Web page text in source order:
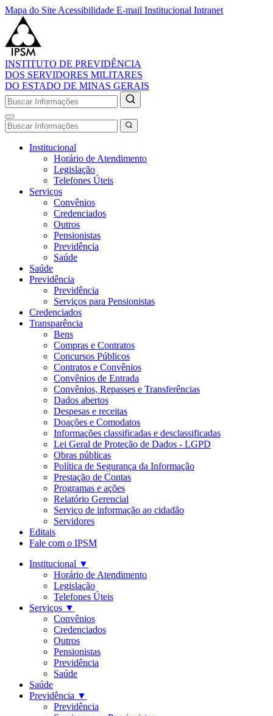
Mapa do Site Acessibilidade E-mail Institucional Intranet
INSTITUTO DE PREVIDÊNCIA
DOS SERVIDORES MILITARES
DO ESTADO DE MINAS GERAIS
Institucional
Horário de Atendimento
Legislação
Telefones Úteis
Serviços
Convênios
Credenciados
Outros
Pensionistas
Previdência
Saúde
Saúde
Previdência
Previdência
Serviços para Pensionistas
Credenciados
Transparência
Bens
Compras e Contratos
Concursos Públicos
Contratos e Convênios
Convênios de Entrada
Convênios, Repasses e Transferências
Dados abertos
Despesas e receitas
Doações e Comodatos
Informações classificadas e desclassificadas
Lei Geral de Proteção de Dados - LGPD
Obras públicas
Política de Segurança da Informação
Prestação de Contas
Programas e ações
Relatório Gerencial
Serviço de informação ao cidadão
Servidores
Editais
Fale com o IPSM
Institucional ▼
Horário de Atendimento
Legislação
Telefones Úteis
Serviços ▼
Convênios
Credenciados
Outros
Pensionistas
Previdência
Saúde
Saúde
Previdência ▼
Previdência